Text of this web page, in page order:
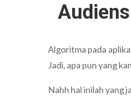
Algoritma pada
Jadi, apa pun yang
Nahh hal inilah yang